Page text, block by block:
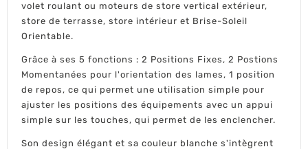
volet roulant ou moteurs de store vertical extérieur,
store de terrasse, store intérieur et Brise-Soleil
Orientable.
Grâce à ses 5 fonctions : 2 Positions Fixes, 2 Postions
Momentanées pour l'orientation des lames, 1 position
de repos, ce qui permet une utilisation simple pour
ajuster les positions des équipements avec un appui
simple sur les touches, qui permet de les enclencher.
Son design élégant et sa couleur blanche s'intègrent